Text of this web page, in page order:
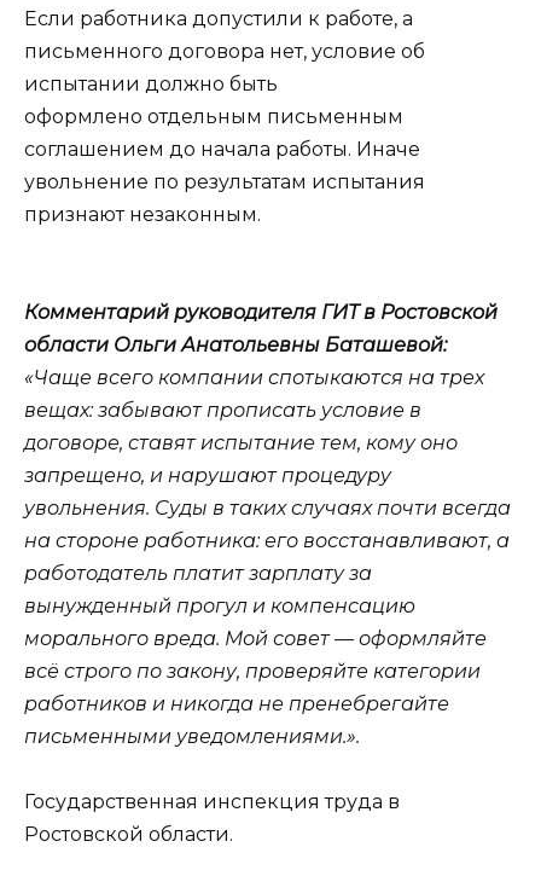
Если работника допустили к работе, а
письменного договора нет, условие об
испытании должно быть
оформлено отдельным письменным
соглашением до начала работы. Иначе
увольнение по результатам испытания
признают незаконным.
Комментарий руководителя ГИТ в Ростовской
области Ольги Анатольевны Баташевой:
«Чаще всего компании спотыкаются на трех
вещах: забывают прописать условие в
договоре, ставят испытание тем, кому оно
запрещено, и нарушают процедуру
увольнения. Суды в таких случаях почти всегда
на стороне работника: его восстанавливают, а
работодатель платит зарплату за
вынужденный прогул и компенсацию
морального вреда. Мой совет — оформляйте
всё строго по закону, проверяйте категории
работников и никогда не пренебрегайте
письменными уведомлениями.».
Государственная инспекция труда в
Ростовской области.